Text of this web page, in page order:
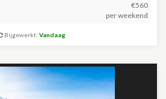
€560
per weekend
Bijgewerkt: Vandaag